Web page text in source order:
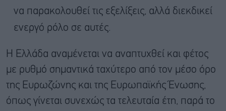
να παρακολουθεί τις εξελίξεις, αλλά διεκδικεί
ενεργό ρόλο σε αυτές.
Η Ελλάδα αναμένεται να αναπτυχθεί και φέτος
με ρυθμό σημαντικά ταχύτερο από τον μέσο όρο
της Ευρωζώνης και της Ευρωπαϊκής Ένωσης,
όπως γίνεται συνεχώς τα τελευταία έτη, παρά το